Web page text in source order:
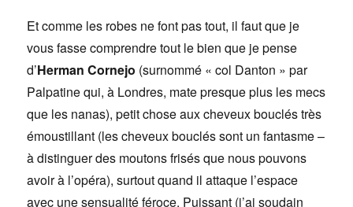
Et comme les robes ne font pas tout, il faut que je
vous fasse comprendre tout le bien que je pense
d’Herman Cornejo (surnommé « col Danton » par
Palpatine qui, à Londres, mate presque plus les mecs
que les nanas), petit chose aux cheveux bouclés très
émoustillant (les cheveux bouclés sont un fantasme –
à distinguer des moutons frisés que nous pouvons
avoir à l’opéra), surtout quand il attaque l’espace
avec une sensualité féroce. Puissant (j’ai soudain